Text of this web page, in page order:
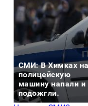
СМИ: В Химках на
полицейскую
машину напали и
подожгли.